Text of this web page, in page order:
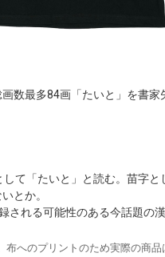
数最多84画「たいと」を書家
て「たいと」と読む。苗字と
とか。
される可能性のある今話題の漢
布へのプリントのため実際の商品